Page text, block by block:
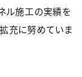
ル施工の実績を
充に努めていま